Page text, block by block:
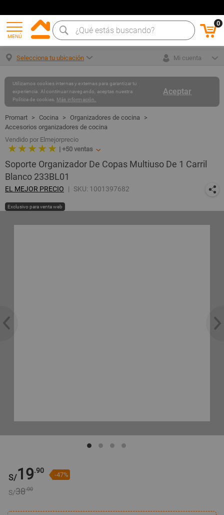
MENÚ
0
Selecciona tu ubicación Mi cuenta
Aceptar
Utilizamos cookies internas y externas para garantizar tu
experiencia. Al continuar navegando, aceptas nuestra
Política de cookies. Más información.
Cocina
Organizadores de cocina
Accesorios organizadores de cocina
Vendido por Elmejorprecio
★ ★ ★ ★ ★ | +50 ventas
Soporte Organizador De Copas Multiuso De 1 Carril
Blanco 233BL01
EL MEJOR PRECIO SKU: 1001397682
Exclusivo para venta web
S/19.90 -47%
S/38.00